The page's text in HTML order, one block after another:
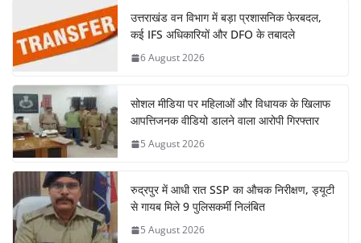
उत्तराखंड वन विभाग में बड़ा प्रशासनिक फेरबदल,
कई IFS अधिकारियों और DFO के तबादले
6 August 2026
सोशल मीडिया पर महिलाओं और विधायक के खिलाफ
आपत्तिजनक वीडियो डालने वाला आरोपी गिरफ्तार
5 August 2026
रुद्रपुर में आधी रात SSP का औचक निरीक्षण, ड्यूटी
से गायब मिले 9 पुलिसकर्मी निलंबित
5 August 2026